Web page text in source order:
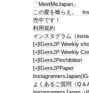
「MeetMeJapan」
この愛を喰らえ。
売中です！
利用規約
インスタグラム（
[+]IGersJP Weekly
[+]IGersJP Weekly
[+]IGersJPexhibition
[+]IGersJPPaper
よくあるご質問（Q＆A